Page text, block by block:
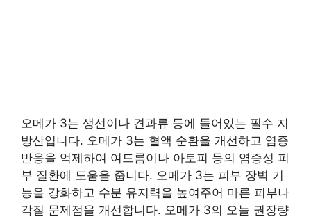
오메가 3는 생선이나 견과류 등에 들어있는 필수 지
방산입니다. 오메가 3는 혈액 순환을 개선하고 염증
반응을 억제하여 여드름이나 아토피 등의 염증성 피
부 질환에 도움을 줍니다. 오메가 3는 피부 장벽 기
능을 강화하고 수분 유지력을 높여주어 마른 피부나
각질 문제점을 개선합니다. 오메가 3의 오늘 권장량